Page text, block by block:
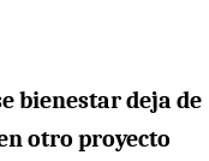
bienestar deja de
otro proyecto